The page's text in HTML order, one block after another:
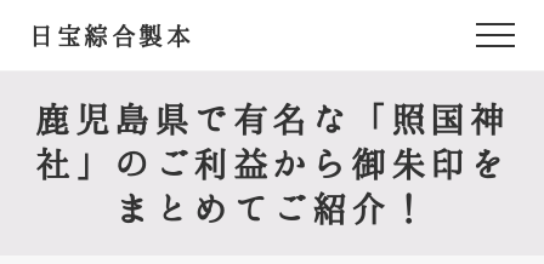
content
sidebar
日宝綜合製本
Menu
鹿児島県で有名な「照国神
社」のご利益から御朱印を
まとめてご紹介！